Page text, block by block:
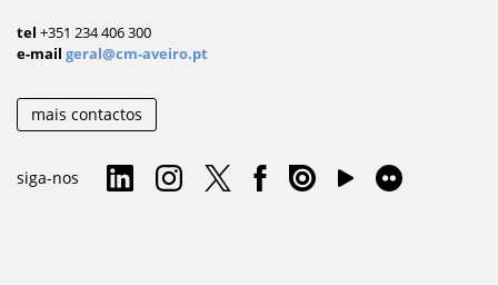
tel +351 234 406 300
e-mail geral@cm-aveiro.pt
mais contactos
siga-nos